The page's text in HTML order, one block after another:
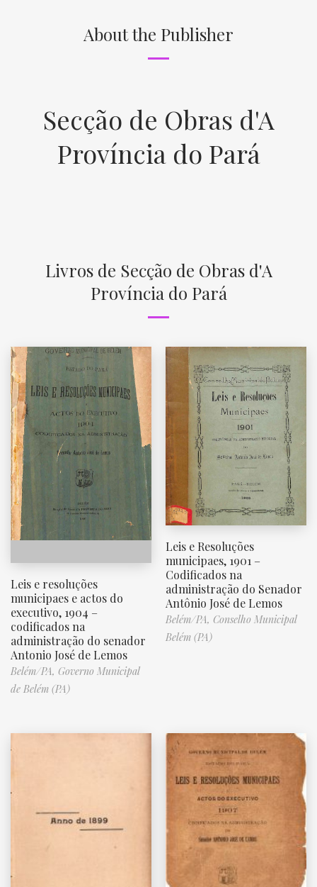
About the Publisher
Secção de Obras d'A
Província do Pará
Livros de Secção de Obras d'A
Província do Pará
Leis e resoluções
municipaes e actos do
executivo, 1904 –
codificados na
administração do senador
Antonio José de Lemos
Belém/PA, Governo Municipal
de Belém (PA)
Leis e Resoluções
municipaes, 1901 –
Codificados na
administração do Senador
Antônio José de Lemos
Belém/PA, Conselho Municipal
Belém (PA)